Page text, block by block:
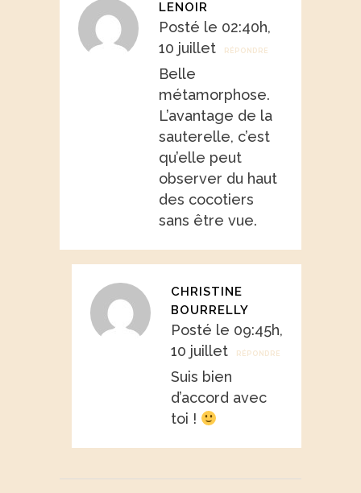
LENOIR
Posté le 02:40h,
10 juillet
RÉPONDRE
Belle
métamorphose.
L’avantage de la
sauterelle, c’est
qu’elle peut
observer du haut
des cocotiers
sans être vue.
CHRISTINE
BOURRELLY
Posté le 09:45h,
10 juillet
RÉPONDRE
Suis bien
d’accord avec
toi !